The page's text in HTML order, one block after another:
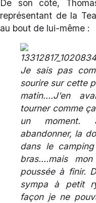
De son côté,
représentant de la
au bout de lui-même :
Je sais pas
sourire sur cette
matin….J’en
tourner comme
un moment.
abandonner, la
dans le
bras….mais
poussée à finir.
sympa à petit
façon je ne